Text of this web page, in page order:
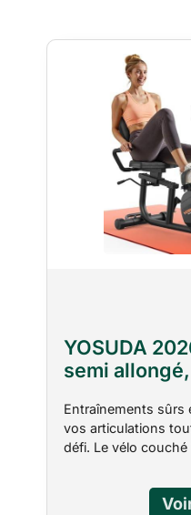
YOSUDA
semi
Réglable
Colonne
Velo d
Seniors, 160
Entraînements sûrs
vos articulations
défi. Le vélo
rééducation,
personnes âgées,